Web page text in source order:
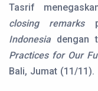
Tasrif
closing remarks
Indonesia dengan
Practices for Our
Bali, Jumat (11/11).